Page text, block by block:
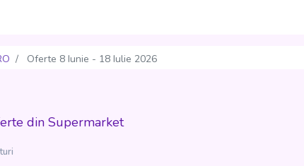
Oferte 8 Iunie - 18 Iulie 2026
din Supermarket